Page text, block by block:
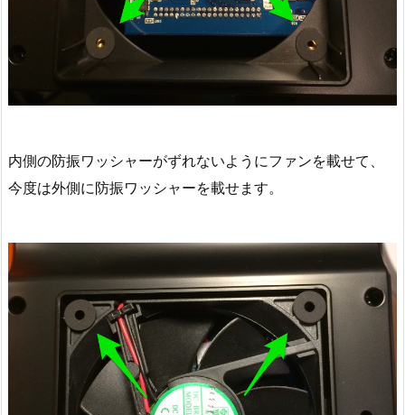
内側の防振ワッシャーがずれないようにファンを載せて、
今度は外側に防振ワッシャーを載せます。